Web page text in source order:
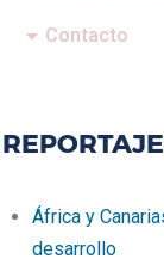
Contacto
África y
desarrollo